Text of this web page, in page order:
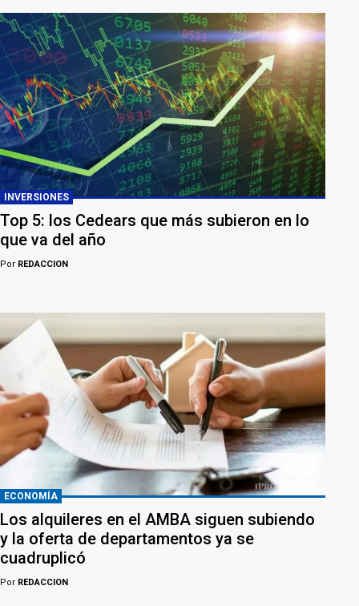
INVERSIONES
Top 5: los Cedears que más subieron en lo
que va del año
Por REDACCION
ECONOMÍA
Los alquileres en el AMBA siguen subiendo
y la oferta de departamentos ya se
cuadruplicó
Por REDACCION